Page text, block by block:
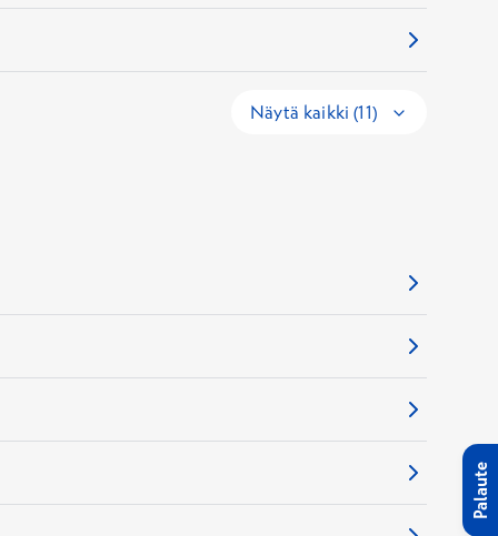
Näytä kaikki (11)
Palaute